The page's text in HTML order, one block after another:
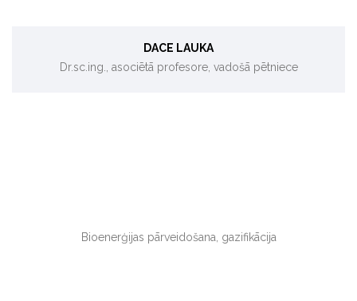
DACE LAUKA
Dr.sc.ing., asociētā profesore, vadošā pētniece
Bioenerģijas pārveidošana, gazifikācija